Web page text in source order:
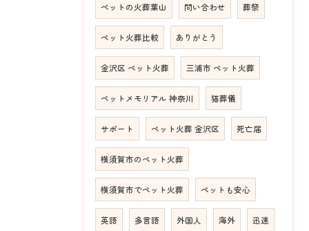
ペットの火葬葉山 問い合わせ 葬祭
ペット火葬比較 ありがとう
金沢区 ペット火葬 三浦市 ペット火葬
ペットメモリアル 神奈川 猫葬儀
サポート ペット火葬 金沢区 死亡届
横須賀市のペット火葬
横須賀市でペット火葬 ペットも安心
英語 多言語 外国人 海外 迅速